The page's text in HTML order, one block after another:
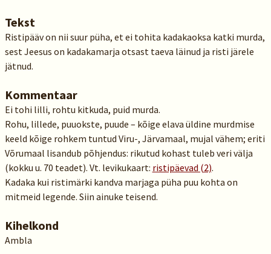
Tekst
Ristipääv on nii suur püha, et ei tohita kadakaoksa katki murda,
sest Jeesus on kadakamarja otsast taeva läinud ja risti järele
jätnud.
Kommentaar
Ei tohi lilli, rohtu kitkuda, puid murda.
Rohu, lillede, puuokste, puude – kõige elava üldine murdmise
keeld kõige rohkem tuntud Viru-, Järvamaal, mujal vähem; eriti
Võrumaal lisandub põhjendus: rikutud kohast tuleb veri välja
(kokku u. 70 teadet). Vt. levikukaart: ristipäevad (2).
Kadaka kui ristimärki kandva marjaga püha puu kohta on
mitmeid legende. Siin ainuke teisend.
Kihelkond
Ambla